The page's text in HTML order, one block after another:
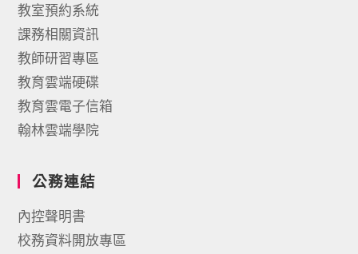
教室預約系統
課務相關資訊
教師研習專區
教育雲端硬碟
教育雲電子信箱
翰林雲端學院
公務連結
內控聲明書
校務資料開放專區